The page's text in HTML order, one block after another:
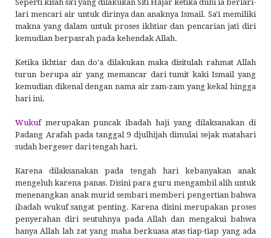
Seperti kisah sa'i yang dilakukan Siti Hajar ketika dulu ia berlari-
lari mencari air untuk dirinya dan anaknya Ismail. Sa'i memiliki
makna yang dalam untuk proses ikhtiar dan pencarian jati diri
kemudian berpasrah pada kehendak Allah.
Ketika ikhtiar dan do'a dilakukan maka disitulah rahmat Allah
turun berupa air yang memancar dari tumit kaki Ismail yang
kemudian dikenal dengan nama air zam-zam yang kekal hingga
hari ini.
Wukuf merupakan puncak ibadah haji yang dilaksanakan di
Padang Arafah pada tanggal 9 djulhijah dimulai sejak matahari
sudah bergeser dari tengah hari.
Karena dilaksanakan pada tengah hari kebanyakan anak
mengeluh karena panas. Disini para guru mengambil alih untuk
menenangkan anak murid sembari memberi pengertian bahwa
ibadah wukuf sangat penting. Karena disini merupakan proses
penyerahan diri seutuhnya pada Allah dan mengakui bahwa
hanya Allah lah zat yang maha berkuasa atas tiap-tiap yang ada